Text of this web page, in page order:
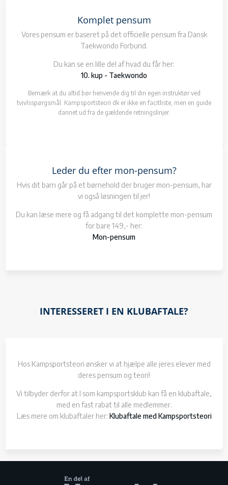
Komplet pensum
Vores pensum er baseret på det officielle pensum fra Dansk
Taekwondo Forbund.
Du kan se en lille del af hvad du får her:
10. kup - Taekwondo
Bemærk at du altid bør henvende dig til din egen instruktør ved
tvivlsspørgsmål. Kampsportsteori.dk er ikke en facitliste, men en guide
dannet ud fra de gældende retningslinjer.
Leder du efter mon-pensum?
Hvis dit barn går på et børnehold der bruger mon-pensum, har
vi også løsningen til jer!
Du kan læse mere og få adgang til det komplette mon-pensum
for bare 149,- her:
Mon-pensum
INTERESSERET I EN KLUBAFTALE?
Hos Kampsportsteori ønsker vi at hjælpe alle jeres elever med
deres pensum og teori!
Vi tilbyder derfor at I som kampsportsklub kan få en klubaftale,
med en fast rabat til alle medlemmer.
Læs mere om klubaftaler her: Klubaftale med Kampsportsteori